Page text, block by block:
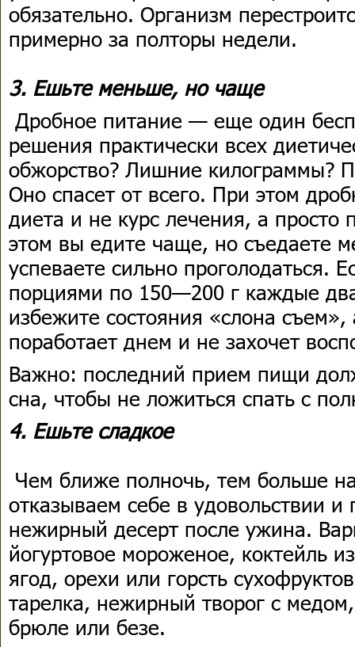
обязательно. Организм
примерно за полторы недели.
3. Ешьте меньше, но чаще
Дробное питание — еще один
решения практически всех
обжорство? Лишние килограммы?
Оно спасет от всего. При этом
диета и не курс лечения, а
этом вы едите чаще, но съедаете
успеваете сильно проголодаться.
порциями по 150—200 г каждые
избежите состояния «слона
поработает днем и не захочет
Важно: последний прием пищи
сна, чтобы не ложиться спать с
4. Ешьте сладкое
Чем ближе полночь, тем больше
отказываем себе в удовольствии и
нежирный десерт после ужина.
йогуртовое мороженое, коктейль
ягод, орехи или горсть
тарелка, нежирный творог с
брюле или безе.